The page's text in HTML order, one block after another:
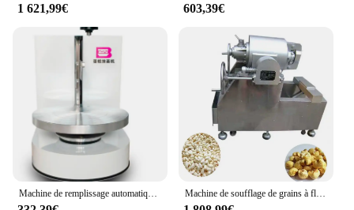
1 621,99€ 603,39€
Machine de soufflage de grains à flux d'air, fabriquée en Chine, canon de riz soufflé, gâteau de blé